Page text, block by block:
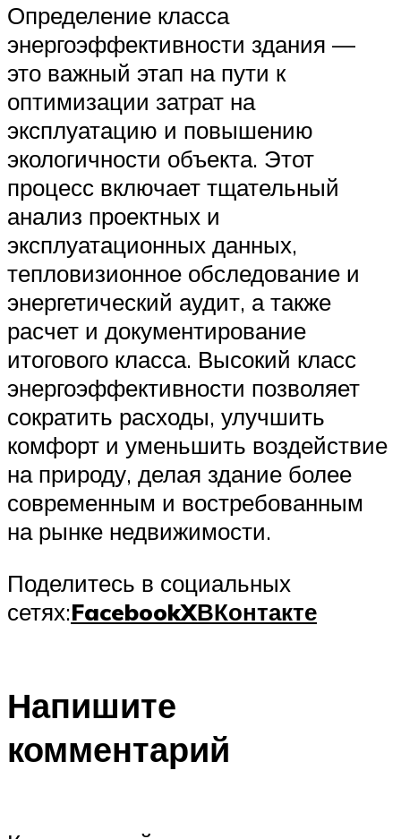
Определение класса
энергоэффективности здания —
это важный этап на пути к
оптимизации затрат на
эксплуатацию и повышению
экологичности объекта. Этот
процесс включает тщательный
анализ проектных и
эксплуатационных данных,
тепловизионное обследование и
энергетический аудит, а также
расчет и документирование
итогового класса. Высокий класс
энергоэффективности позволяет
сократить расходы, улучшить
комфорт и уменьшить воздействие
на природу, делая здание более
современным и востребованным
на рынке недвижимости.
Поделитесь в социальных
сетях:FacebookXВКонтакте
Напишите
комментарий